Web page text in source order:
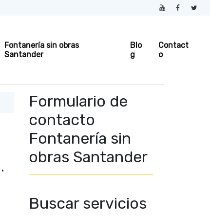
Fontanería sin obras
Santander
Blo
g
Contact
o
·
Formulario de
contacto
Fontanería sin
obras Santander
Buscar servicios